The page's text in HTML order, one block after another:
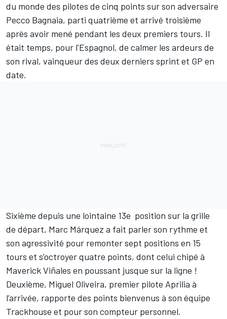
du monde des pilotes de cinq points sur son adversaire
Pecco Bagnaia, parti quatrième et arrivé troisième
après avoir mené pendant les deux premiers tours. Il
était temps, pour l'Espagnol, de calmer les ardeurs de
son rival, vainqueur des deux derniers sprint et GP en
date.
Sixième depuis une lointaine 13e position sur la grille
de départ, Marc Márquez a fait parler son rythme et
son agressivité pour remonter sept positions en 15
tours et s’octroyer quatre points, dont celui chipé à
Maverick Viñales en poussant jusque sur la ligne !
Deuxième, Miguel Oliveira, premier pilote Aprilia à
l’arrivée, rapporte des points bienvenus à son équipe
Trackhouse et pour son compteur personnel.